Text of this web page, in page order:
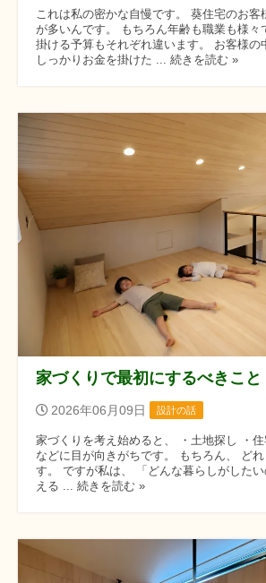
これは私の密かな自慢です。 葵住宅のお客
が多いんです。 もちろん年齢も職業も様々
掛ける予算もそれぞれ違います。 お客様の
しっかりお金を掛けた ... 続きを読む »
家づくりで最初にするべきこと
2026年06月09日 設計の話
家づくりを考え始めると、 ・土地探し ・
などに目が向きがちです。 もちろん、 ど
す。 ですが私は、 「どんな暮らしがした
える ... 続きを読む »